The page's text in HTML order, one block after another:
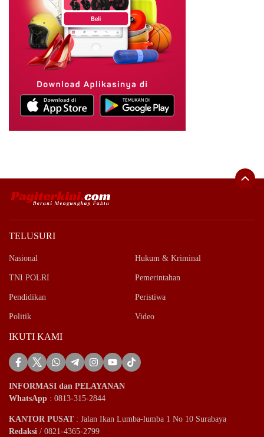
TELUSURI
Nasional Hukum & Kriminal
TNI POLRI Pemerintahan
Pendidikan Peristiwa
Politik Video
IKUTI KAMI
INFORMASI dan PELAYANAN
WhatsApp : 0813-315-2844
KANTOR PUSAT: Jalan Ikan Lumba-lumba 1 No 10 Surabaya
Redaksi / 0821-4365-2799